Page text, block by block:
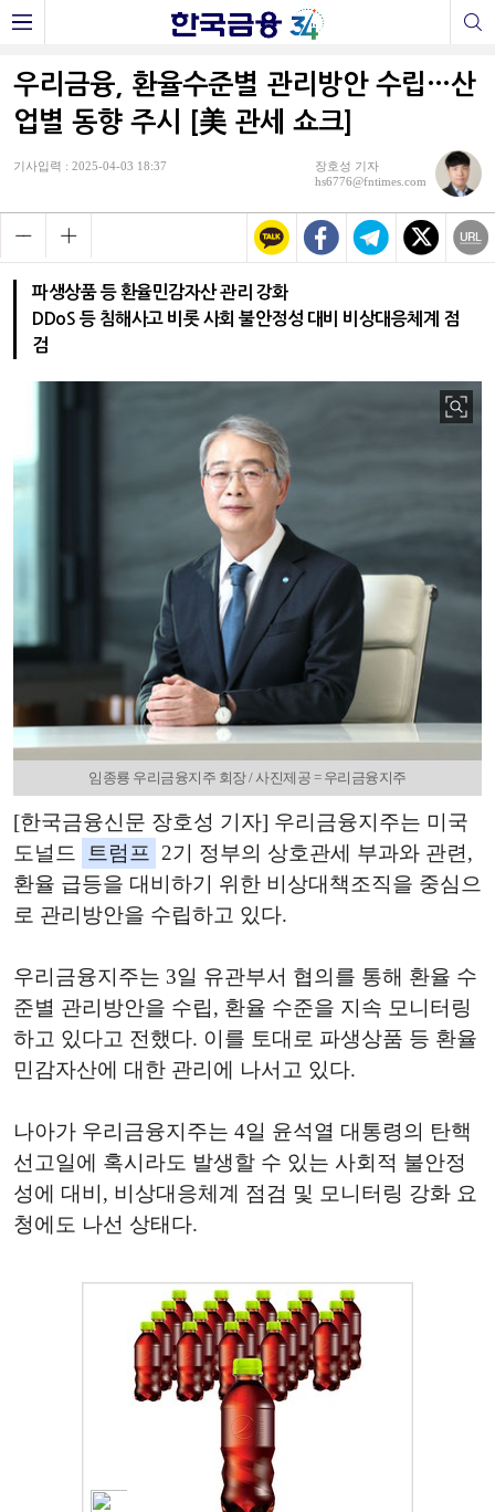
우리금융, 환율수준별 관리방안 수립…산
업별 동향 주시 [美 관세 쇼크]
기사입력 : 2025-04-03 18:37
장호성 기자
hs6776@fntimes.com
파생상품 등 환율민감자산 관리 강화
DDoS 등 침해사고 비롯 사회 불안정성 대비 비상대응체계 점
검
임종룡 우리금융지주 회장 / 사진제공 = 우리금융지주
[한국금융신문 장호성 기자] 우리금융지주는 미국
도널드
트럼프
2기 정부의 상호관세 부과와 관련,
환율 급등을 대비하기 위한 비상대책조직을 중심으
로 관리방안을 수립하고 있다.
우리금융지주는 3일 유관부서 협의를 통해 환율 수
준별 관리방안을 수립, 환율 수준을 지속 모니터링
하고 있다고 전했다. 이를 토대로 파생상품 등 환율
민감자산에 대한 관리에 나서고 있다.
나아가 우리금융지주는 4일 윤석열 대통령의 탄핵
선고일에 혹시라도 발생할 수 있는 사회적 불안정
성에 대비, 비상대응체계 점검 및 모니터링 강화 요
청에도 나선 상태다.